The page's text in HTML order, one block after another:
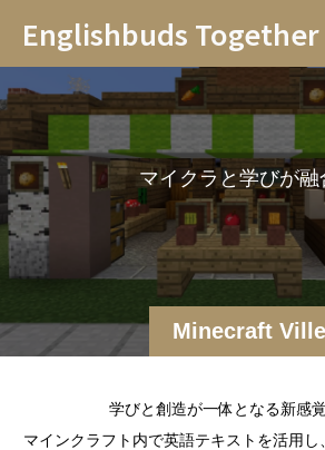
Englishbuds Together
Minecraft Ville
マイクラと 学びが融
テキス
学びと創造が一体となる新感
マインクラフト内で英語テキストを活用